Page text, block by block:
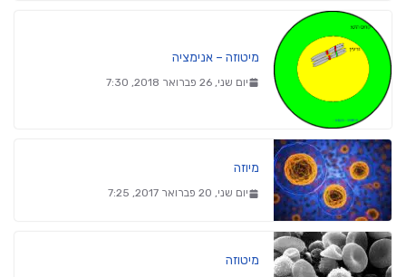
מיטוזה – אנימציה
יום שני, 26 פברואר 2018, 7:30
מיוזה
יום שני, 20 פברואר 2017, 7:25
מיטוזה